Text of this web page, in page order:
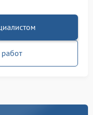
работ